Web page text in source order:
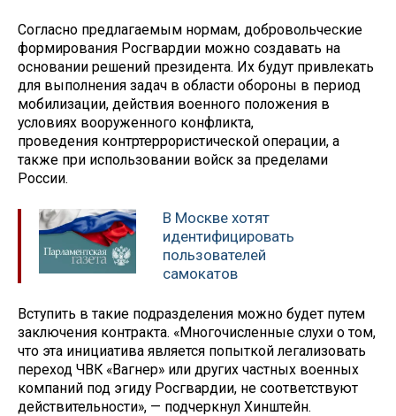
Согласно предлагаемым нормам, добровольческие
формирования Росгвардии можно создавать на
основании решений президента. Их будут привлекать
для выполнения задач в области обороны в период
мобилизации, действия военного положения в
условиях вооруженного конфликта,
проведения контртеррористической операции, а
также при использовании войск за пределами
России.
В Москве хотят
идентифицировать
пользователей
самокатов
Вступить в такие подразделения можно будет путем
заключения контракта. «Многочисленные слухи о том,
что эта инициатива является попыткой легализовать
переход ЧВК «Вагнер» или других частных военных
компаний под эгиду Росгвардии, не соответствуют
действительности», — подчеркнул Хинштейн.